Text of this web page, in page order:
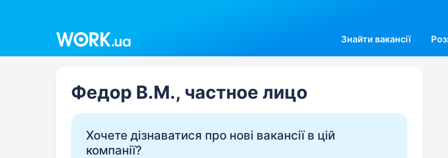
Знайти вакансії
Федор В.М., частное лицо
Хочете дізнаватися про нові вакансії в цій
компанії?